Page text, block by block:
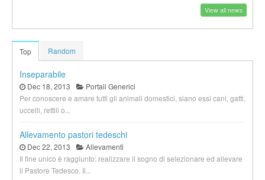
View all news
Top Random
Inseparabile
Dec 18, 2013
Portali Generici
Per conoscere e amare tutti gli animali domestici, siano essi cani, gatti,
uccelli, rettili o...
Allevamento pastori tedeschi
Dec 22, 2013
Allevamenti
Il fine unico è raggiunto: realizzare il sogno di selezionare ed allevare
il Pastore Tedesco. Il...